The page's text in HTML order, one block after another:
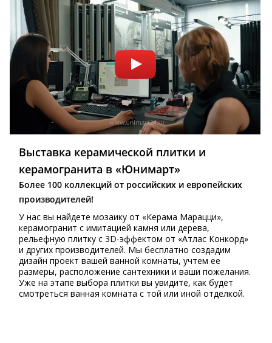
Выставка керамической плитки и
керамогранита в «Юнимарт»
Более 100 коллекций от российских и европейских
производителей!
У нас вы найдете мозаику от «Керама Марацци»,
керамогранит с имитацией камня или дерева,
рельефную плитку с 3D-эффектом от «Атлас Конкорд»
и других производителей. Мы бесплатно создадим
дизайн проект вашей ванной комнаты, учтем ее
размеры, расположение сантехники и ваши пожелания.
Уже на этапе выбора плитки вы увидите, как будет
смотреться ванная комната с той или иной отделкой.